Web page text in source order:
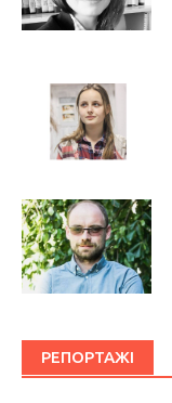
РЕПОРТАЖІ